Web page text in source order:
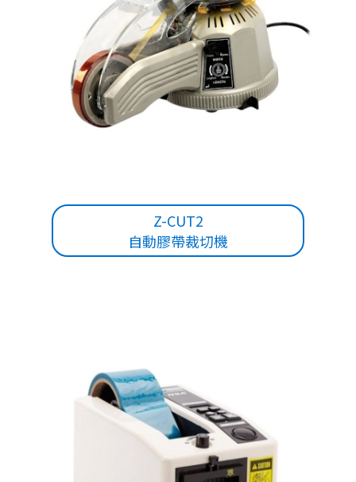
Z-CUT2
自動膠帶裁切機